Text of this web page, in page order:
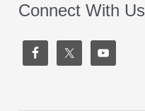
Connect With Us